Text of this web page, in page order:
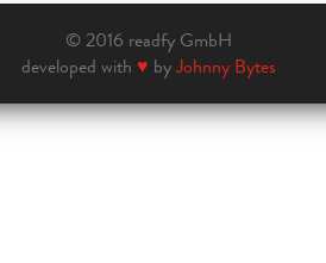
© 2016 readfy GmbH
developed with ♥ byJohnny Bytes